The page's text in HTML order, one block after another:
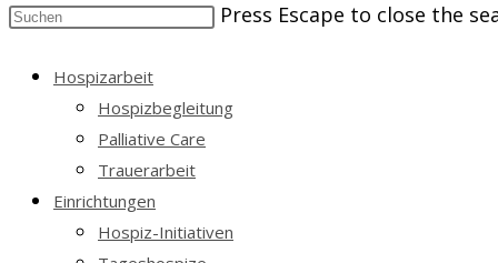
Press Escape to close the
Hospizarbeit
Hospizbegleitung
Palliative Care
Trauerarbeit
Einrichtungen
Hospiz-Initiativen